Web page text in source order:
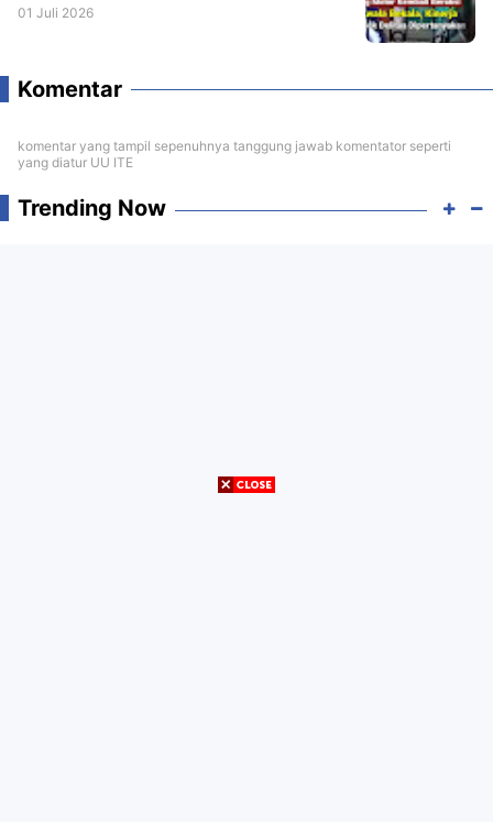
01 Juli 2026
Komentar
komentar yang tampil sepenuhnya tanggung jawab komentator seperti
yang diatur UU ITE
Trending Now